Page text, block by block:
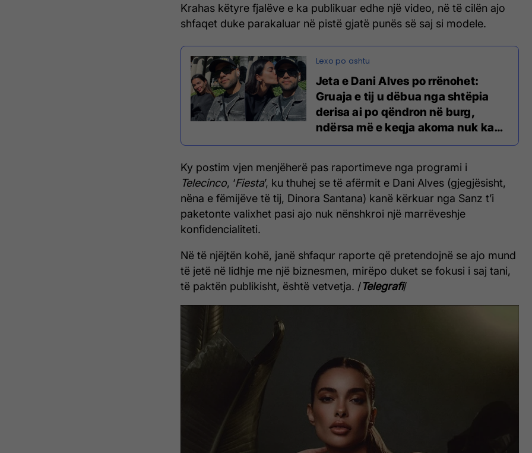
Krahas këtyre fjalëve e ka publikuar edhe një video, në të cilën ajo
shfaqet duke parakaluar në pistë gjatë punës së saj si modele.
Jeta e Dani Alves po rrënohet:
Gruaja e tij u dëbua nga shtëpia
derisa ai po qëndron në burg,
ndërsa më e keqja akoma nuk ka
ardhur
Ky postim vjen menjëherë pas raportimeve nga programi i
Telecinco, ‘Fiesta’, ku thuhej se të afërmit e Dani Alves (gjegjësisht,
nëna e fëmijëve të tij, Dinora Santana) kanë kërkuar nga Sanz t’i
paketonte valixhet pasi ajo nuk nënshkroi një marrëveshje
konfidencialiteti.
Në të njëjtën kohë, janë shfaqur raporte që pretendojnë se ajo mund
të jetë në lidhje me një biznesmen, mirëpo duket se fokusi i saj tani,
të paktën publikisht, është vetvetja. /Telegrafi/